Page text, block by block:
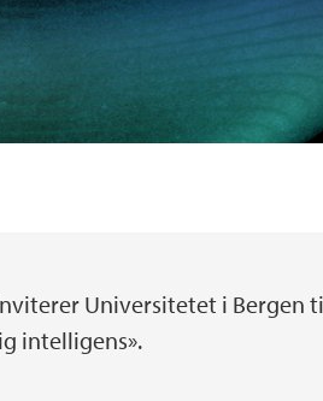
Universitetet i Bergen
intelligens».